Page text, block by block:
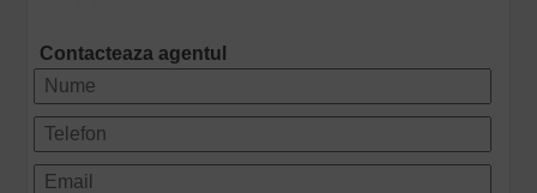
Contacteaza agentul